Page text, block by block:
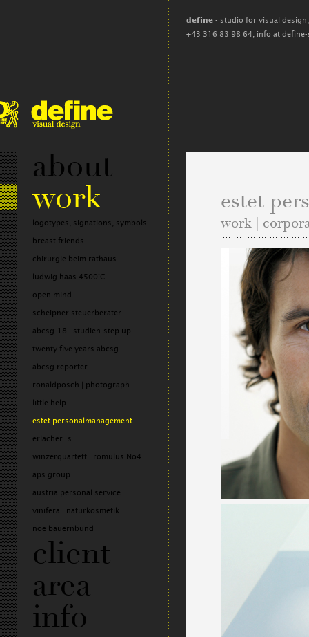
define - studio for visual
+43 316 83 98 64, info at
about
work
logotypes, signations, symbols
breast friends
chirurgie beim rathaus
ludwig haas 4500°C
open mind
scheipner steuerberater
abcsg-18 | studien-step up
twenty five years abcsg
abcsg reporter
ronaldposch | photograph
little help
estet personalmanagement
erlacher´s
winzerquartett | romulus No4
aps group
austria personal service
vinifera | naturkosmetik
noe bauernbund
client
area
info
estet
work |